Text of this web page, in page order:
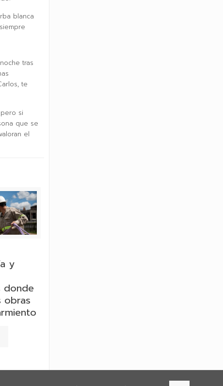
blanca
tras
te
si
que se
el
y
donde
obras